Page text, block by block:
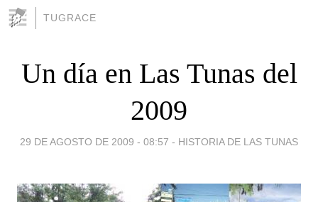
TUGRACE
Un día en Las Tunas del
2009
29 DE AGOSTO DE 2009 - 08:57 - HISTORIA DE LAS TUNAS